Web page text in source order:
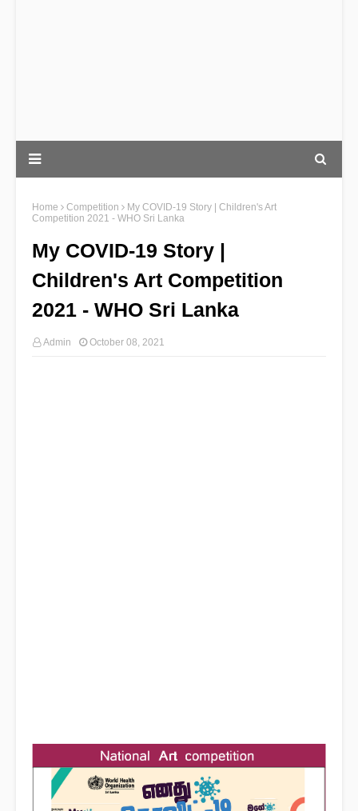
Home Competition
My COVID-19 Story | Children's Art
Competition 2021 - WHO Sri Lanka
My COVID-19 Story |
Children's Art Competition
2021 - WHO Sri Lanka
Admin October 08, 2021